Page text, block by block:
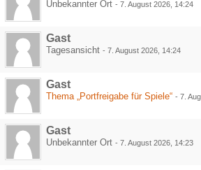
Unbekannter Ort - 7. August 2026, 14:24
Gast
Tagesansicht - 7. August 2026, 14:24
Gast
Thema „Portfreigabe für Spiele“ - 7.
Gast
Unbekannter Ort - 7. August 2026, 14:23